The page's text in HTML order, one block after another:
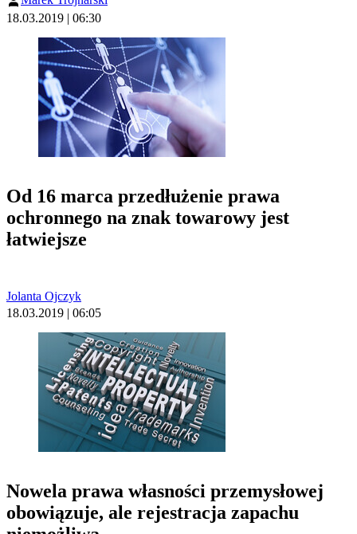
18.03.2019 | 06:30
Od 16 marca przedłużenie prawa
ochronnego na znak towarowy jest
łatwiejsze
Jolanta Ojczyk
18.03.2019 | 06:05
Nowela prawa własności przemysłowej
obowiązuje, ale rejestracja zapachu